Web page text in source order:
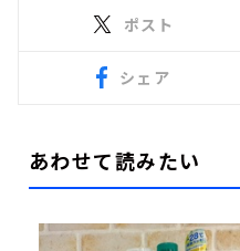
ポスト
シェア
あわせて読みたい